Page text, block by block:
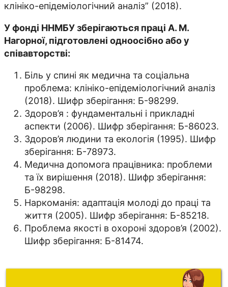
клініко-епідеміологічний аналіз” (2018).
У фонді ННМБУ зберігаються праці А. М.
Нагорної, підготовлені одноосібно або у
співавторстві:
Біль у спині як медична та соціальна
проблема: клініко-епідеміологічний аналіз
(2018). Шифр зберігання: Б-98299.
Здоров’я : фундаментальні і прикладні
аспекти (2006). Шифр зберігання: Б-86023.
Здоров’я людини та екологія (1995). Шифр
зберігання: Б-78973.
Медична допомога працівника: проблеми
та їх вирішення (2018). Шифр зберігання:
Б-98298.
Наркоманія: адаптація молоді до праці та
життя (2005). Шифр зберігання: Б-85218.
Проблема якості в охороні здоров’я (2002).
Шифр зберігання: Б-81474.